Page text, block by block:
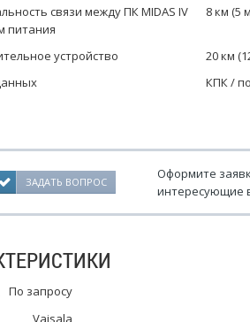
связи между ПК MIDAS IV
питания
8 км (5
устройство
20 км
КПК /
ЗАДАТЬ ВОПРОС
Оформите
интересующие
По запросу
Vaisala